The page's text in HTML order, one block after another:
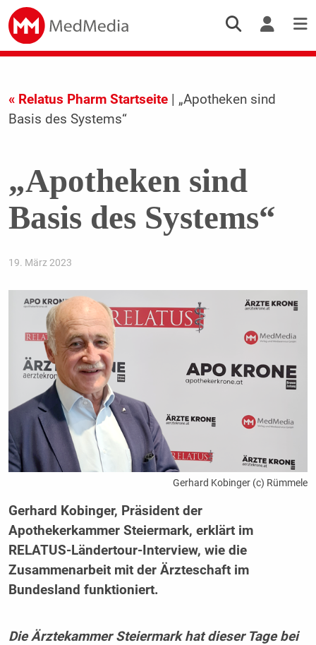
« Relatus Pharm Startseite| „Apotheken sind
Basis des Systems“
„Apotheken sind
Basis des Systems“
19. März 2023
Gerhard Kobinger (c) Rümmele
Gerhard Kobinger, Präsident der
Apothekerkammer Steiermark, erklärt im
RELATUS-Ländertour-Interview, wie die
Zusammenarbeit mit der Ärzteschaft im
Bundesland funktioniert.
Die Ärztekammer Steiermark hat dieser Tage bei